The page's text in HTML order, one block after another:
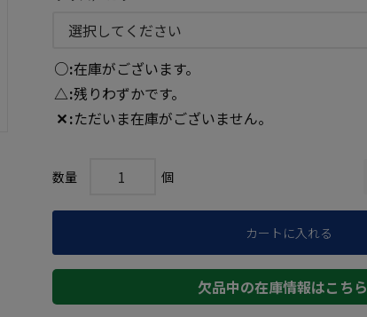
○ 在庫がございます。
△ 残りわずかです。
✕ ただいま在庫がございません。
カートに入れる
欠品中の在庫情報はこちら